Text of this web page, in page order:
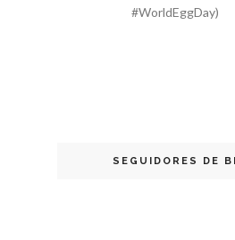
#WorldEggDay)
SEGUIDORES DE